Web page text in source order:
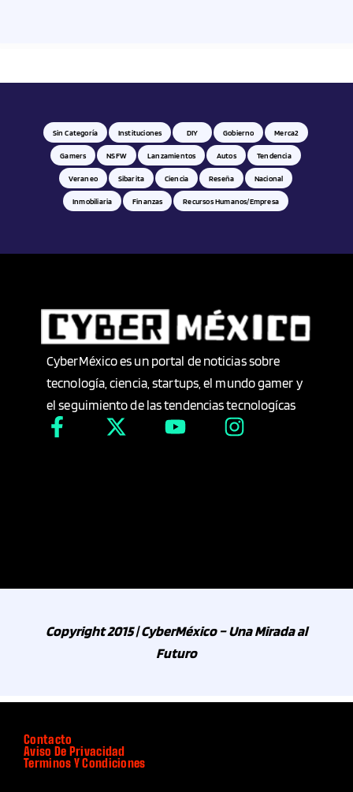
Sin Categoría Instituciones DIY Gobierno Merca2
Gamers NSFW Lanzamientos Autos Tendencia
Veraneo Sibarita Ciencia Reseña Nacional
Inmobiliaria Finanzas Recursos Humanos/empresa
CyberMéxico es un portal de noticias sobre
tecnología, ciencia, startups, el mundo gamer y
el seguimiento de las tendencias tecnologícas
Copyright 2015 | CyberMéxico – Una Mirada al
Futuro
Contacto
Aviso De Privacidad
Terminos Y Condiciones